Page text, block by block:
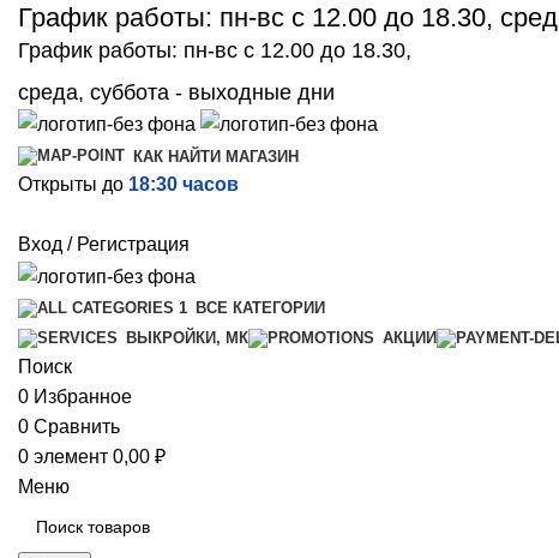
График работы: пн-вс с 12.00 до 18.30,
График работы: пн-вс с 12.00 до 18.30,
среда, суббота - выходные дни
КАК НАЙТИ МАГАЗИН
Открыты до 18:30 часов
Вход / Регистрация
ВСЕ КАТЕГОРИИ
ВЫКРОЙКИ, МК
АКЦИИ
Поиск
0 Избранное
0 Сравнить
0 элемент 0,00 ₽
Меню